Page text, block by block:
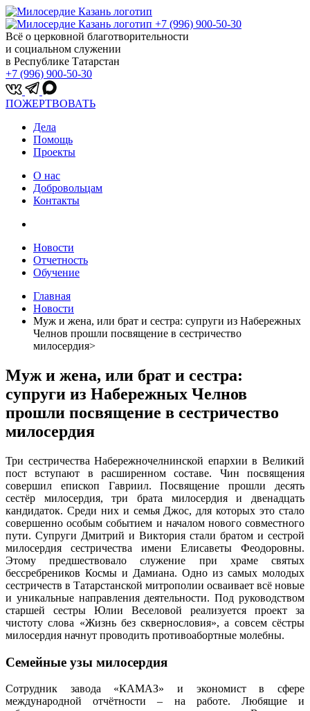
+7 (996) 900-50-30
Всё о церковной благотворительности
и социальном служении
в Республике Татарстан
+7 (996) 900-50-30
ПОЖЕРТВОВАТЬ
Дела
Помощь
Проекты
О нас
Добровольцам
Контакты
Новости
Отчетность
Обучение
Главная
Новости
Муж и жена, или брат и сестра: супруги из Набережных
Челнов прошли посвящение в сестричество
милосердия>
Муж и жена, или брат и сестра:
супруги из Набережных Челнов
прошли посвящение в сестричество
милосердия
Три сестричества Набережночелнинской епархии в Великий
пост вступают в расширенном составе. Чин посвящения
совершил епископ Гавриил. Посвящение прошли десять
сестёр милосердия, три брата милосердия и двенадцать
кандидаток. Среди них и семья Джос, для которых это стало
совершенно особым событием и началом нового совместного
пути. Супруги Дмитрий и Виктория стали братом и сестрой
милосердия сестричества имени Елисаветы Феодоровны.
Этому предшествовало служение при храме святых
бессребреников Космы и Дамиана. Одно из самых молодых
сестричеств в Татарстанской митрополии осваивает всё новые
и уникальные направления деятельности. Под руководством
старшей сестры Юлии Веселовой реализуется проект за
чистоту слова «Жизнь без сквернословия», а совсем сёстры
милосердия начнут проводить противоабортные молебны.
Семейные узы милосердия
Сотрудник завода «КАМАЗ» и экономист в сфере
международной отчётности – на работе. Любящие и